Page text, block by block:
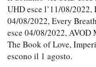
UHD esce l’11/08/
04/08/2022, Every
esce 04/08/2022, AVOD
The Book of Love,
escono il 1 agosto.